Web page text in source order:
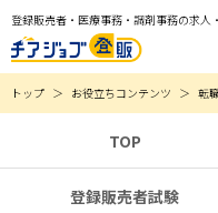
登録販売者・医療事務・調剤事務の求人
トップ お役立ちコンテンツ 転
TOP
登録販売者試験